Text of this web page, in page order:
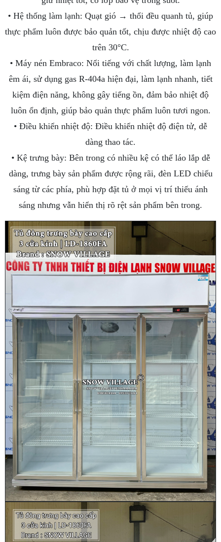
• Hệ thống làm lạnh: Quạt gió → thổi đều quanh tủ, giúp
thực phẩm luôn được bảo quản tốt, chịu được nhiệt độ cao
trên 30°C.
• Máy nén Embraco: Nổi tiếng với chất lượng, làm lạnh
êm ái, sử dụng gas R-404a hiện đại, làm lạnh nhanh, tiết
kiệm điện năng, không gây tiếng ồn, đảm bảo nhiệt độ
luôn ổn định, giúp bảo quản thực phẩm luôn tươi ngon.
• Điều khiển nhiệt độ: Điều khiển nhiệt độ điện tử, dễ
dàng thao tác.
• Kệ trưng bày: Bên trong có nhiều kệ có thể láo lắp dễ
dàng, trưng bày sản phẩm được rộng rãi, đèn LED chiếu
sáng từ các phía, phù hợp đặt tủ ở mọi vị trí thiếu ánh
sáng nhưng vẫn hiển thị rõ rệt sản phẩm bên trong.